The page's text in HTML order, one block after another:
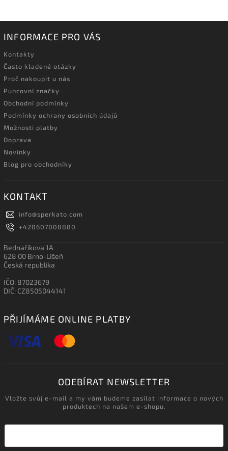
INFORMACE PRO VÁS
Kontakty
Často kladené otázky
Proč nakoupit u nás
Puncovní značky
Obchodní podmínky
Podmínky ochrany osobních údajů
Možnosti platby
Doprava
Novinky
Blog pro obchodníky
KONTAKT
info@sperkato.com
+420607808880
Bednaříkova 1A
628 00 Brno-Líšeň
Česká republika
IČO: 87023679
DIČ: CZ8505044141
PŘIJÍMÁME ONLINE PLATBY
ODEBÍRAT NEWSLETTER
Vložte svůj e-mail a my vám budeme zasílat informace o nových
produktech na našem e-shopu.